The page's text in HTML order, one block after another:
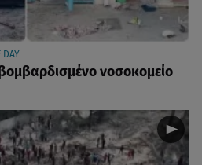
DAY
νοσοκομείο